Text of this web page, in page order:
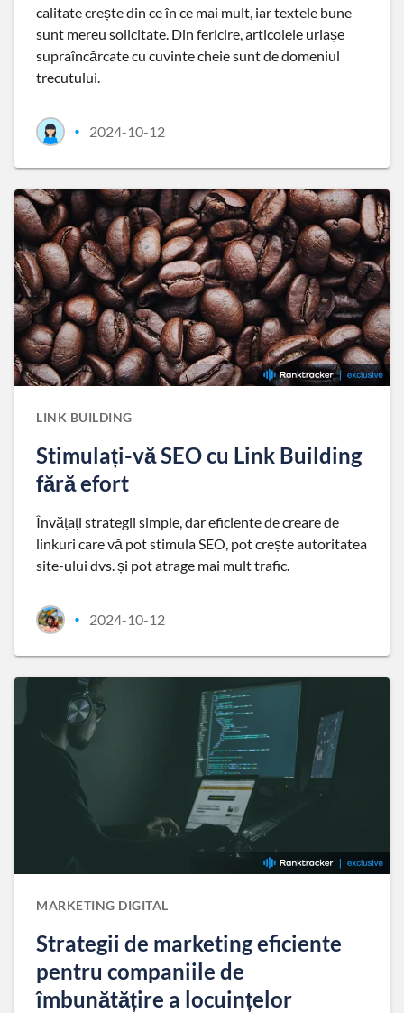
calitate crește din ce în ce mai mult, iar textele bune
sunt mereu solicitate. Din fericire, articolele uriașe
supraîncărcate cu cuvinte cheie sunt de domeniul
trecutului.
• 2024-10-12
LINK BUILDING
Stimulați-vă SEO cu Link Building
fără efort
Învățați strategii simple, dar eficiente de creare de
linkuri care vă pot stimula SEO, pot crește autoritatea
site-ului dvs. și pot atrage mai mult trafic.
• 2024-10-12
MARKETING DIGITAL
Strategii de marketing eficiente
pentru companiile de
îmbunătățire a locuințelor